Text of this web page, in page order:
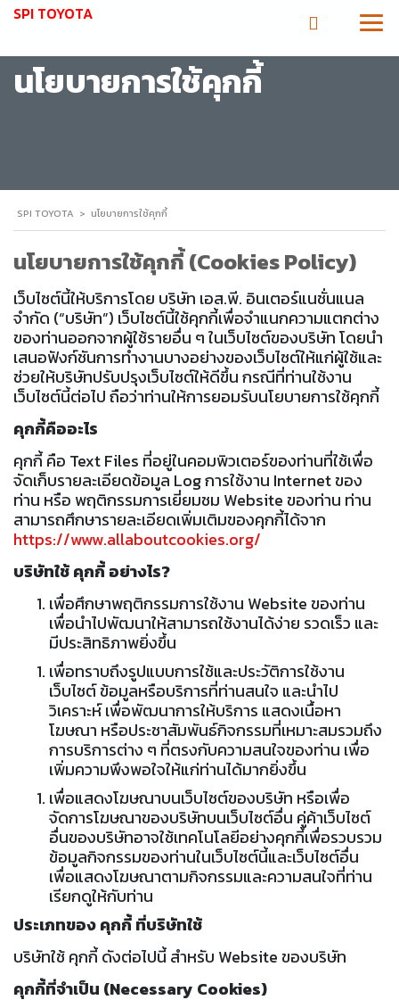
SPI TOYOTA
นโยบายการใช้คุกกี้
SPI TOYOTA > นโยบายการใช้คุกกี้
นโยบายการใช้คุกกี้ (Cookies Policy)
เว็บไซต์นี้ให้บริการโดย บริษัท เอส.พี. อินเตอร์แนชั่นแนล
จำกัด (“บริษัท”) เว็บไซต์นี้ใช้คุกกี้เพื่อจำแนกความแตกต่าง
ของท่านออกจากผู้ใช้รายอื่น ๆ ในเว็บไซต์ของบริษัท โดยนำ
เสนอฟังก์ชันการทำงานบางอย่างของเว็บไซต์ให้แก่ผู้ใช้และ
ช่วยให้บริษัทปรับปรุงเว็บไซต์ให้ดีขึ้น กรณีที่ท่านใช้งาน
เว็บไซต์นี้ต่อไป ถือว่าท่านให้การยอมรับนโยบายการใช้คุกกี้
คุกกี้คืออะไร
คุกกี้ คือ Text Files ที่อยู่ในคอมพิวเตอร์ของท่านที่ใช้เพื่อ
จัดเก็บรายละเอียดข้อมูล Log การใช้งาน Internet ของ
ท่าน หรือ พฤติกรรมการเยี่ยมชม Website ของท่าน ท่าน
สามารถศึกษารายละเอียดเพิ่มเติมของคุกกี้ได้จาก
https://www.allaboutcookies.org/
บริษัทใช้ คุกกี้ อย่างไร?
เพื่อศึกษาพฤติกรรมการใช้งาน Website ของท่าน
เพื่อนำไปพัฒนาให้สามารถใช้งานได้ง่าย รวดเร็ว และ
มีประสิทธิภาพยิ่งขึ้น
เพื่อทราบถึงรูปแบบการใช้และประวัติการใช้งาน
เว็บไซต์ ข้อมูลหรือบริการที่ท่านสนใจ และนำไป
วิเคราะห์ เพื่อพัฒนาการให้บริการ แสดงเนื้อหา
โฆษณา หรือประชาสัมพันธ์กิจกรรมที่เหมาะสมรวมถึง
การบริการต่าง ๆ ที่ตรงกับความสนใจของท่าน เพื่อ
เพิ่มความพึงพอใจให้แก่ท่านได้มากยิ่งขึ้น
เพื่อแสดงโฆษณาบนเว็บไซต์ของบริษัท หรือเพื่อ
จัดการโฆษณาของบริษัทบนเว็บไซต์อื่น คู่ค้าเว็บไซต์
อื่นของบริษัทอาจใช้เทคโนโลยีอย่างคุกกี้เพื่อรวบรวม
ข้อมูลกิจกรรมของท่านในเว็บไซต์นี้และเว็บไซต์อื่น
เพื่อแสดงโฆษณาตามกิจกรรมและความสนใจที่ท่าน
เรียกดูให้กับท่าน
ประเภทของ คุกกี้ ที่บริษัทใช้
บริษัทใช้ คุกกี้ ดังต่อไปนี้ สำหรับ Website ของบริษัท
คุกกี้ที่จำเป็น (Necessary Cookies)